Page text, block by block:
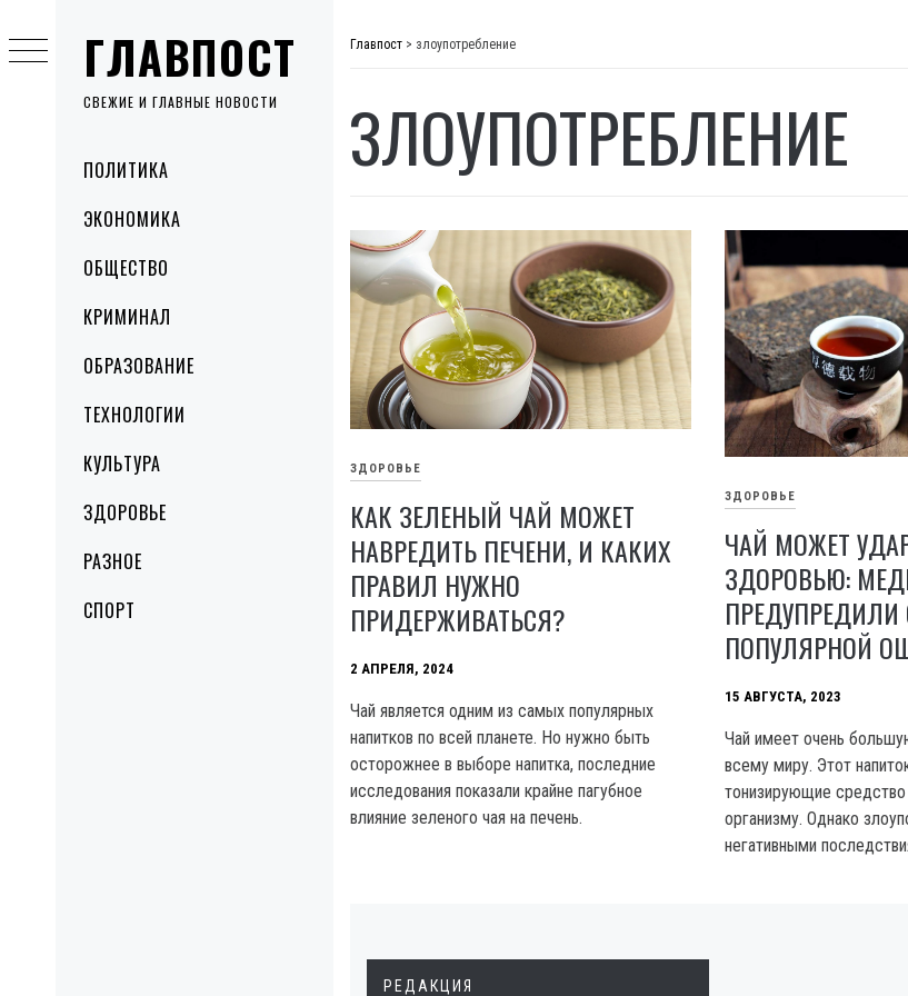
ГЛАВПОСТ
СВЕЖИЕ И ГЛАВНЫЕ НОВОСТИ
MenuПОЛИТИКА
ЭКОНОМИКА
ОБЩЕСТВО
КРИМИНАЛ
ОБРАЗОВАНИЕ
ТЕХНОЛОГИИ
КУЛЬТУРА
ЗДОРОВЬЕ
РАЗНОЕ
СПОРТ
to
content
Главпост > злоупотребление
ЗЛОУПОТРЕБЛЕНИЕ
ЗДОРОВЬЕ
КАК ЗЕЛЕНЫЙ ЧАЙ МОЖЕТ
НАВРЕДИТЬ ПЕЧЕНИ, И КАКИХ
ПРАВИЛ НУЖНО
ПРИДЕРЖИВАТЬСЯ?
2 АПРЕЛЯ, 2024
Чай является одним из самых популярных
напитков по всей планете. Но нужно быть
осторожнее в выборе напитка, последние
исследования показали крайне пагубное
влияние зеленого чая на печень.
ЗДОРОВЬЕ
ЧАЙ МОЖЕТ
ЗДОРОВЬЮ:
ПРЕДУПРЕДИЛИ
ПОПУЛЯРНОЙ
15 АВГУСТА, 2023
Чай имеет очень
всему миру. Этот
тонизирующие средство
организму. Однако
негативными
РЕДАКЦИЯ